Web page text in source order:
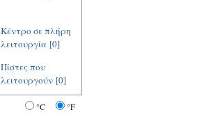
Κέντρο σε πλήρη
λειτουργία [0]
Πίστες που
λειτουργούν [0]
°C °F